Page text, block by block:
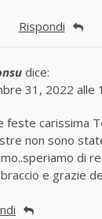
Rispondi
dice:
31, 2022 alle
feste carissima
non sono
di
e grazie